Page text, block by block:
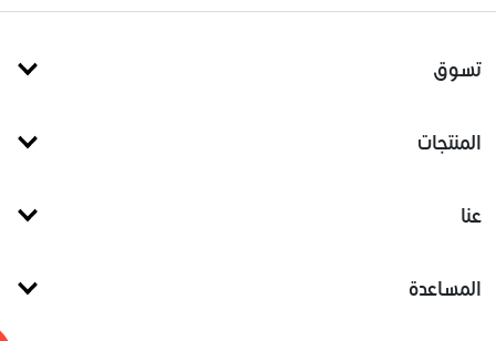
تسوق
المنتجات
عنا
المساعدة